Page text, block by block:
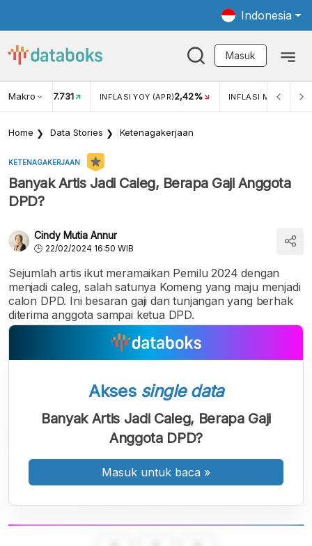
Indonesia
Masuk
Makro
USD/IDR 17.731 INFLASI YOY (APR)2,42% INFLASI MOM (APR)
Home Data Stories Ketenagakerjaan
KETENAGAKERJAAN
Banyak Artis Jadi Caleg, Berapa Gaji Anggota
DPD?
Cindy Mutia Annur
22/02/2024 16:50 WIB
Sejumlah artis ikut meramaikan Pemilu 2024 dengan
menjadi caleg, salah satunya Komeng yang maju menjadi
calon DPD. Ini besaran gaji dan tunjangan yang berhak
diterima anggota sampai ketua DPD.
Akses single data
Banyak Artis Jadi Caleg, Berapa Gaji
Anggota DPD?
Masuk untuk baca »